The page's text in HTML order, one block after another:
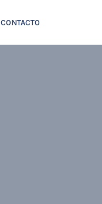
CONTACTO